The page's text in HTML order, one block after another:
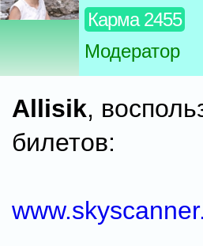
Карма 2455
Модератор
Allisik,
билетов: